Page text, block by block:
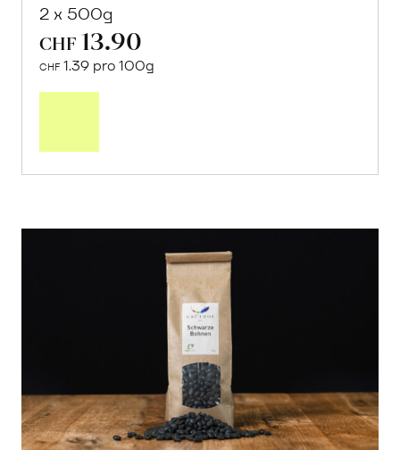
2 x 500g
CHF 13.90
CHF 1.39 pro 100g